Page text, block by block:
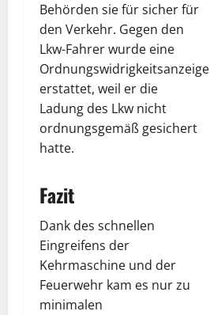
Behörden sie für sicher für
den Verkehr. Gegen den
Lkw-Fahrer wurde eine
Ordnungswidrigkeitsanzeige
erstattet, weil er die
Ladung des Lkw nicht
ordnungsgemäß gesichert
hatte.
Fazit
Dank des schnellen
Eingreifens der
Kehrmaschine und der
Feuerwehr kam es nur zu
minimalen